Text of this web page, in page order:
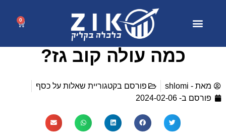
0
כמה עולה קוב גז?
מאת - shlomi פורסם בקטגוריית שאלות על כסף
פורסם ב- 2024-02-06